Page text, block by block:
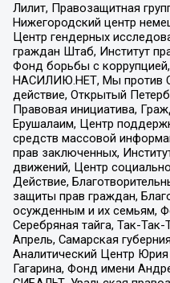
Лилит, Правозащитная
Нижегородский центр
Центр гендерных
граждан Штаб, Институт
Фонд борьбы с
НАСИЛИЮ.НЕТ, Мы против
действие, Открытый
Правовая инициатива,
Ерушалаим, Центр
средств массовой
прав заключенных,
движений, Центр
Действие,
защиты прав граждан,
осужденным и их семьям,
Серебряная тайга, Так-
Апрель, Самарская
Аналитический Центр
Гагарина, Фонд имени